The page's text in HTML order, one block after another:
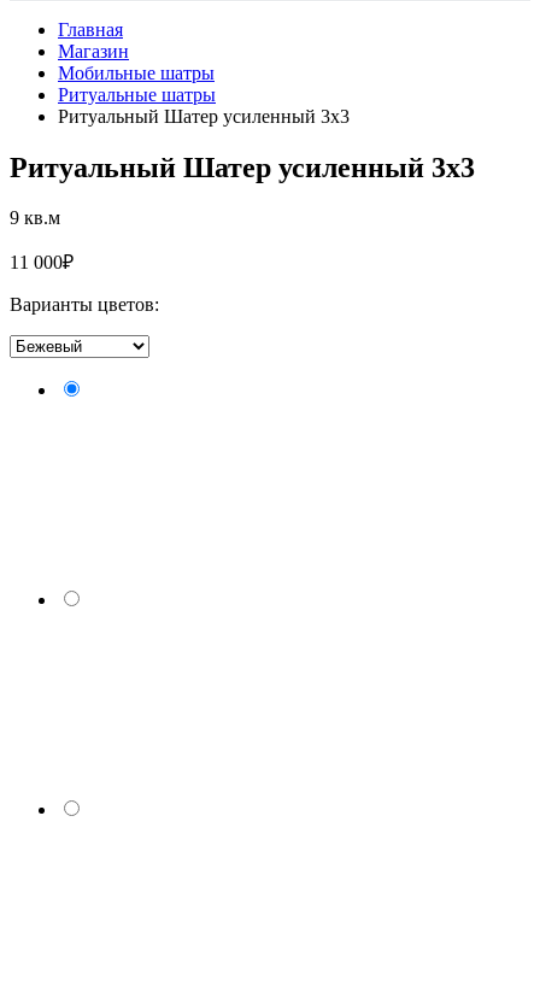
Главная
Магазин
Мобильные шатры
Ритуальные шатры
Ритуальный Шатер усиленный 3х3
Ритуальный Шатер усиленный 3х3
9 кв.м
11 000₽
Варианты цветов: